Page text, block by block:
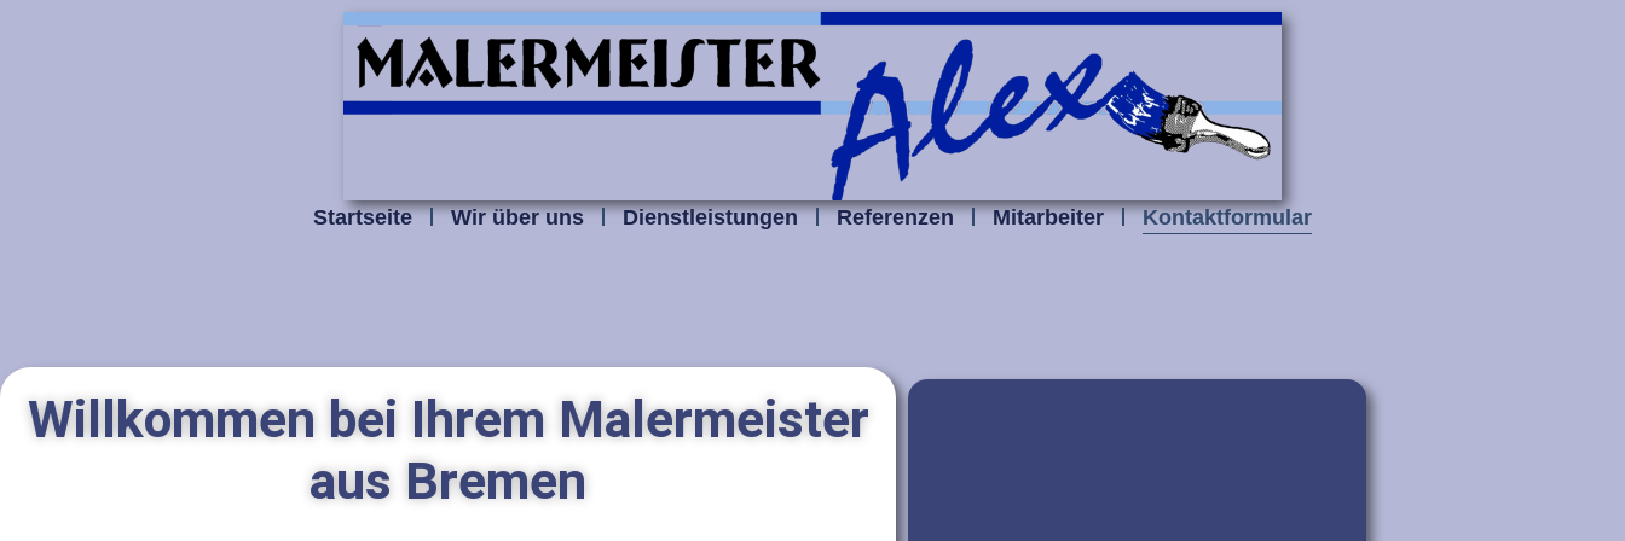
Startseite Wir über uns Dienstleistungen Referenzen Mitarbeiter Kontaktformular
Willkommen bei Ihrem Malermeister
aus Bremen